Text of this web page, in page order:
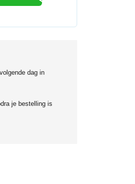
dag in
je bestelling is